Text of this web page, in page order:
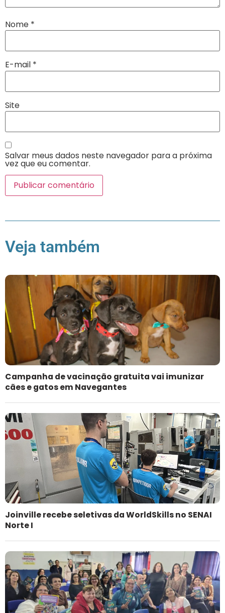
Nome *
E-mail *
Site
Salvar meus dados neste navegador para a próxima
vez que eu comentar.
Veja também
Campanha de vacinação gratuita vai imunizar
cães e gatos em Navegantes
Joinville recebe seletivas da WorldSkills no SENAI
Norte I